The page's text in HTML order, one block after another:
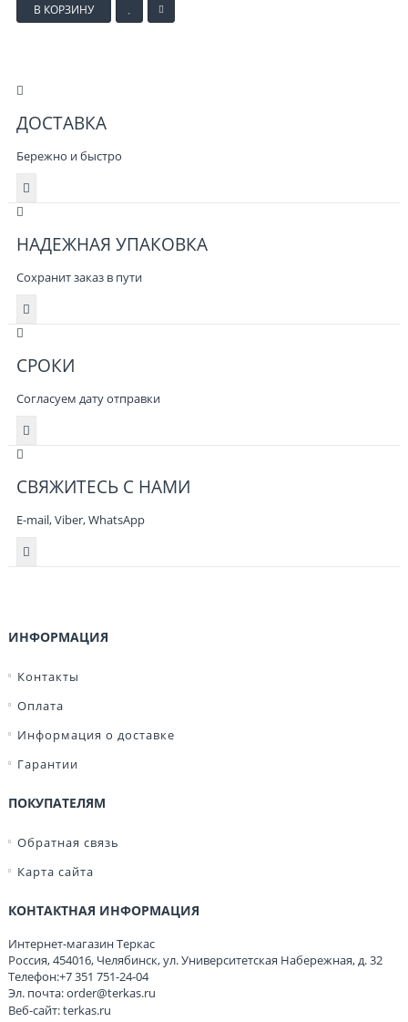
В КОРЗИНУ
ДОСТАВКА
Бережно и быстро
НАДЕЖНАЯ УПАКОВКА
Сохранит заказ в пути
СРОКИ
Согласуем дату отправки
СВЯЖИТЕСЬ С НАМИ
E-mail, Viber,WhatsApp
ИНФОРМАЦИЯ
Контакты
Оплата
Информация о доставке
Гарантии
ПОКУПАТЕЛЯМ
Обратная связь
Карта сайта
КОНТАКТНАЯ ИНФОРМАЦИЯ
Интернет-магазин Теркас
Россия,454016, Челябинск,ул. Университетская Набережная, д. 32
Телефон:+7 351 751-24-04
Эл. почта:order@terkas.ru
Веб-сайт:terkas.ru